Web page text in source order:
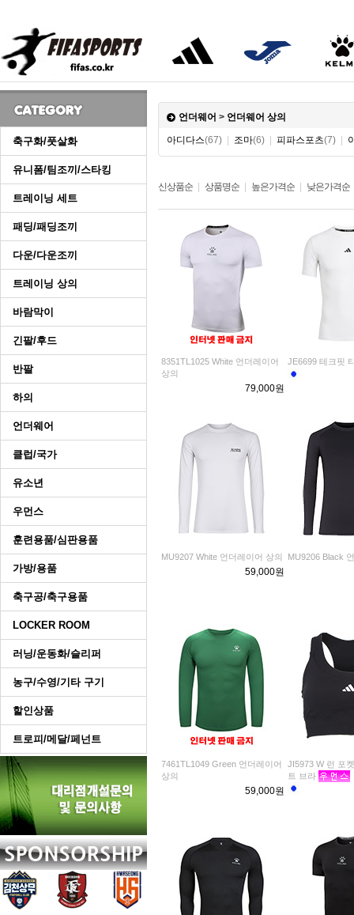
축구화/풋살화
유니폼/팀조끼/스타킹
트레이닝 세트
패딩/패딩조끼
다운/다운조끼
트레이닝 상의
바람막이
긴팔/후드
반팔
하의
언더웨어
클럽/국가
유소년
우먼스
훈련용품/심판용품
가방/용품
축구공/축구용품
LOCKER ROOM
러닝/운동화/슬리퍼
농구/수영/기타 구기
할인상품
트로피/메달/페넌트
언더웨어 > 언더웨어 상의
아디다스(67) 조마(6) 피파스포츠(7)
신상품순 상품명순 높은가격순 낮은가격순
8351TL1025 White 언더레이어
상의
79,000원
JE6699 테크핏
MU9207 White 언더레이어 상의
59,000원
MU9206 Black
7461TL1049 Green 언더레이어
상의
59,000원
JI5973 W 런 포
트 브라